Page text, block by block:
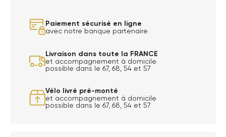
Paiement sécurisé en ligne
avec notre banque partenaire
Livraison dans toute la FRANCE
et accompagnement à domicile
possible dans le 67, 68, 54 et 57
Vélo livré pré-monté
et accompagnement à domicile
possible dans le 67, 68, 54 et 57